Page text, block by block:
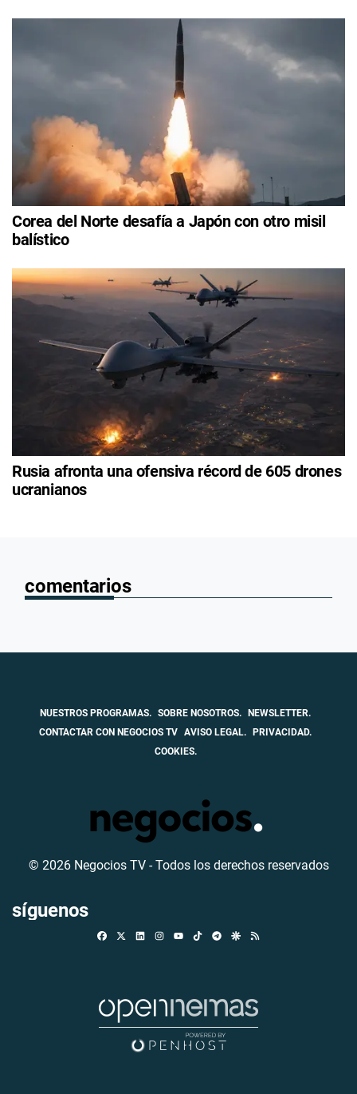
Corea del Norte desafía a Japón con otro misil
balístico
Rusia afronta una ofensiva récord de 605 drones
ucranianos
comentarios
NUESTROS PROGRAMAS. SOBRE NOSOTROS.
NEWSLETTER.
CONTACTAR CON NEGOCIOS TV AVISO LEGAL.
PRIVACIDAD.
COOKIES.
© 2026 Negocios TV - Todos los derechos reservados
síguenos
FacebookLinkedinInstagramTikTokTelegramGoogle Discover